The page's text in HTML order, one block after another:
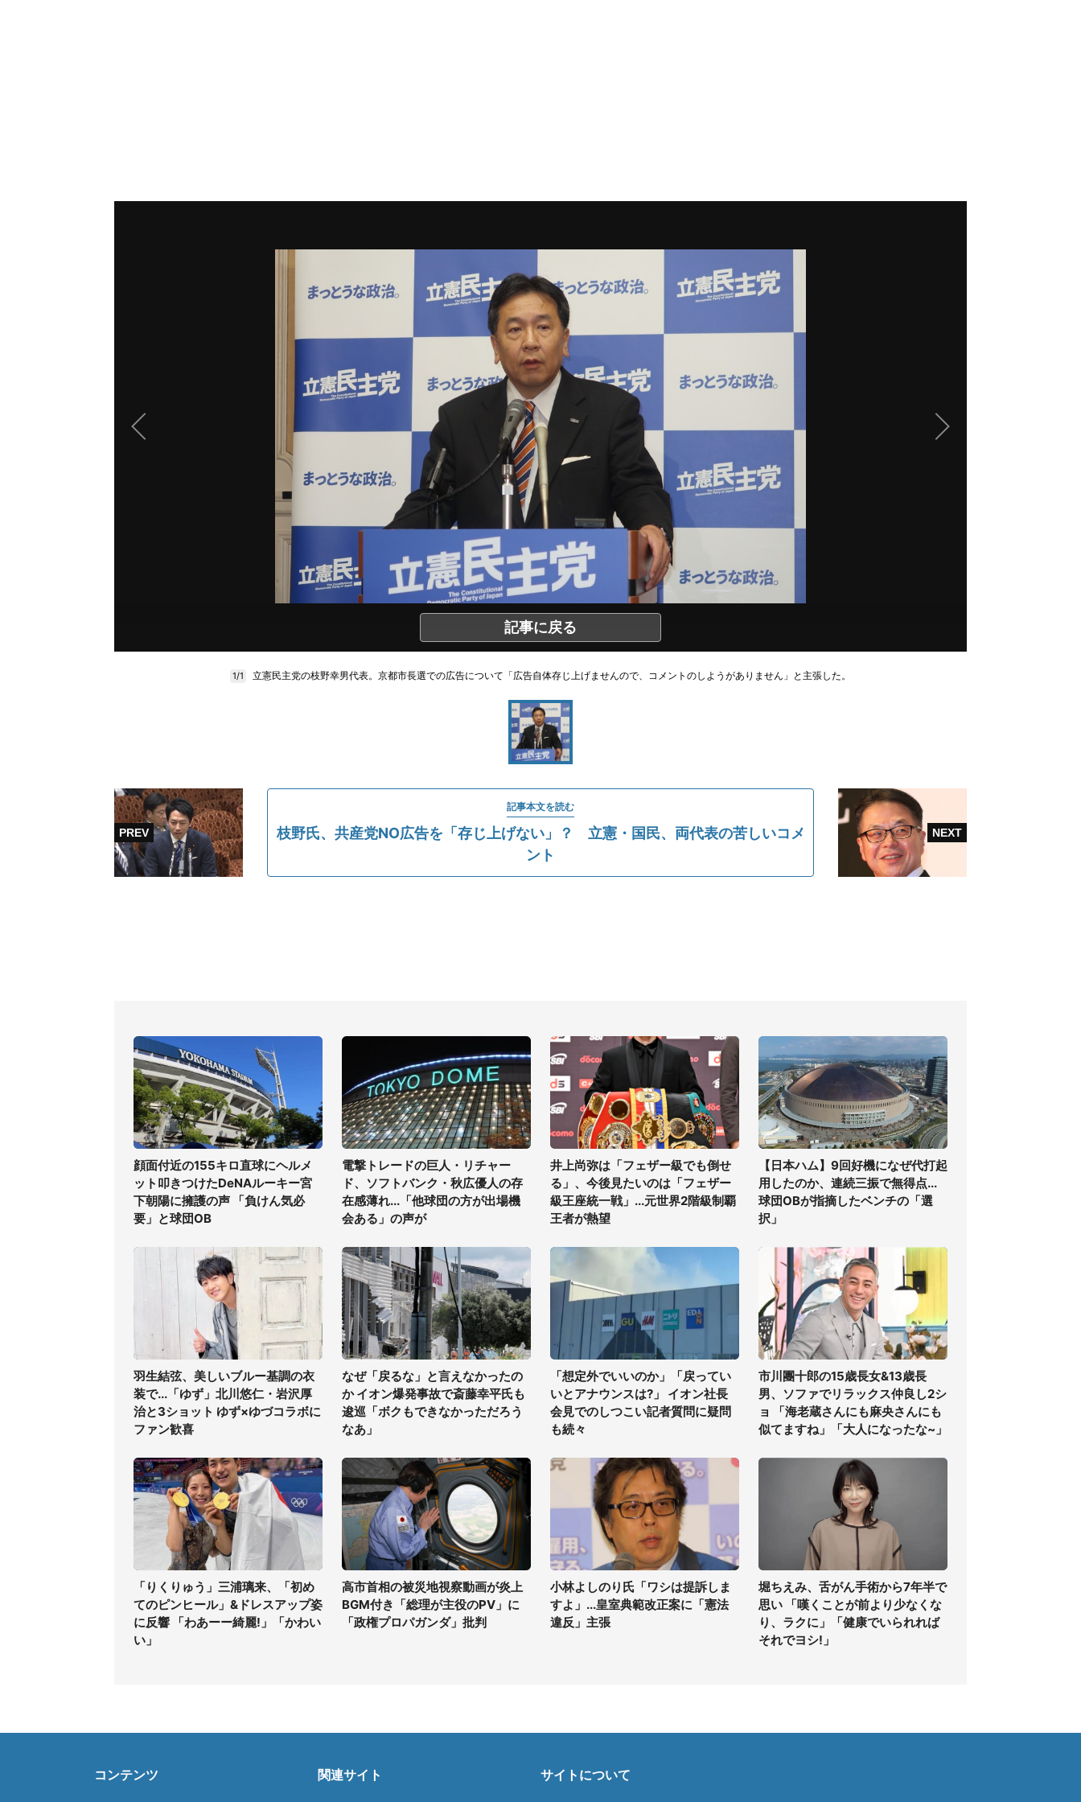
記事に戻る
1/1 立憲民主党の枝野幸男代表。京都市長選での広告について「広告自体存じ上げませんので、コメントのしようがありません」と主張した。
記事本文を読む
枝野氏、共産党NO広告を「存じ上げない」？ 立憲・国民、両代表の苦しいコメ
ント
顔面付近の155キロ直球にヘルメ
ット叩きつけたDeNAルーキー宮
下朝陽に擁護の声 「負けん気必
要」と球団OB
電撃トレードの巨人・リチャー
ド、ソフトバンク・秋広優人の存
在感薄れ...「他球団の方が出場機
会ある」の声が
井上尚弥は「フェザー級でも倒せ
る」、今後見たいのは「フェザー
級王座統一戦」...元世界2階級制覇
王者が熱望
【日本ハム】9回好機になぜ代打起
用したのか、連続三振で無得点...
球団OBが指摘したベンチの「選
択」
羽生結弦、美しいブルー基調の衣
装で...「ゆず」北川悠仁・岩沢厚
治と3ショット ゆず×ゆづコラボに
ファン歓喜
なぜ「戻るな」と言えなかったの
か イオン爆発事故で斎藤幸平氏も
逡巡「ボクもできなかっただろう
なあ」
「想定外でいいのか」「戻ってい
いとアナウンスは?」 イオン社長
会見でのしつこい記者質問に疑問
も続々
市川團十郎の15歳長女&13歳長
男、ソファでリラックス仲良し2シ
ョ 「海老蔵さんにも麻央さんにも
似てますね」「大人になったな~」
「りくりゅう」三浦璃来、「初め
てのピンヒール」&ドレスアップ姿
に反響 「わあーー綺麗!」「かわい
い」
高市首相の被災地視察動画が炎上
BGM付き「総理が主役のPV」に
「政権プロパガンダ」批判
小林よしのり氏「ワシは提訴しま
すよ」...皇室典範改正案に「憲法
違反」主張
堀ちえみ、舌がん手術から7年半で
思い 「嘆くことが前より少なくな
り、ラクに」「健康でいられれば
それでヨシ!」
コンテンツ 関連サイト サイトについて